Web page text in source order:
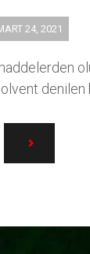
24, 2021
denilen